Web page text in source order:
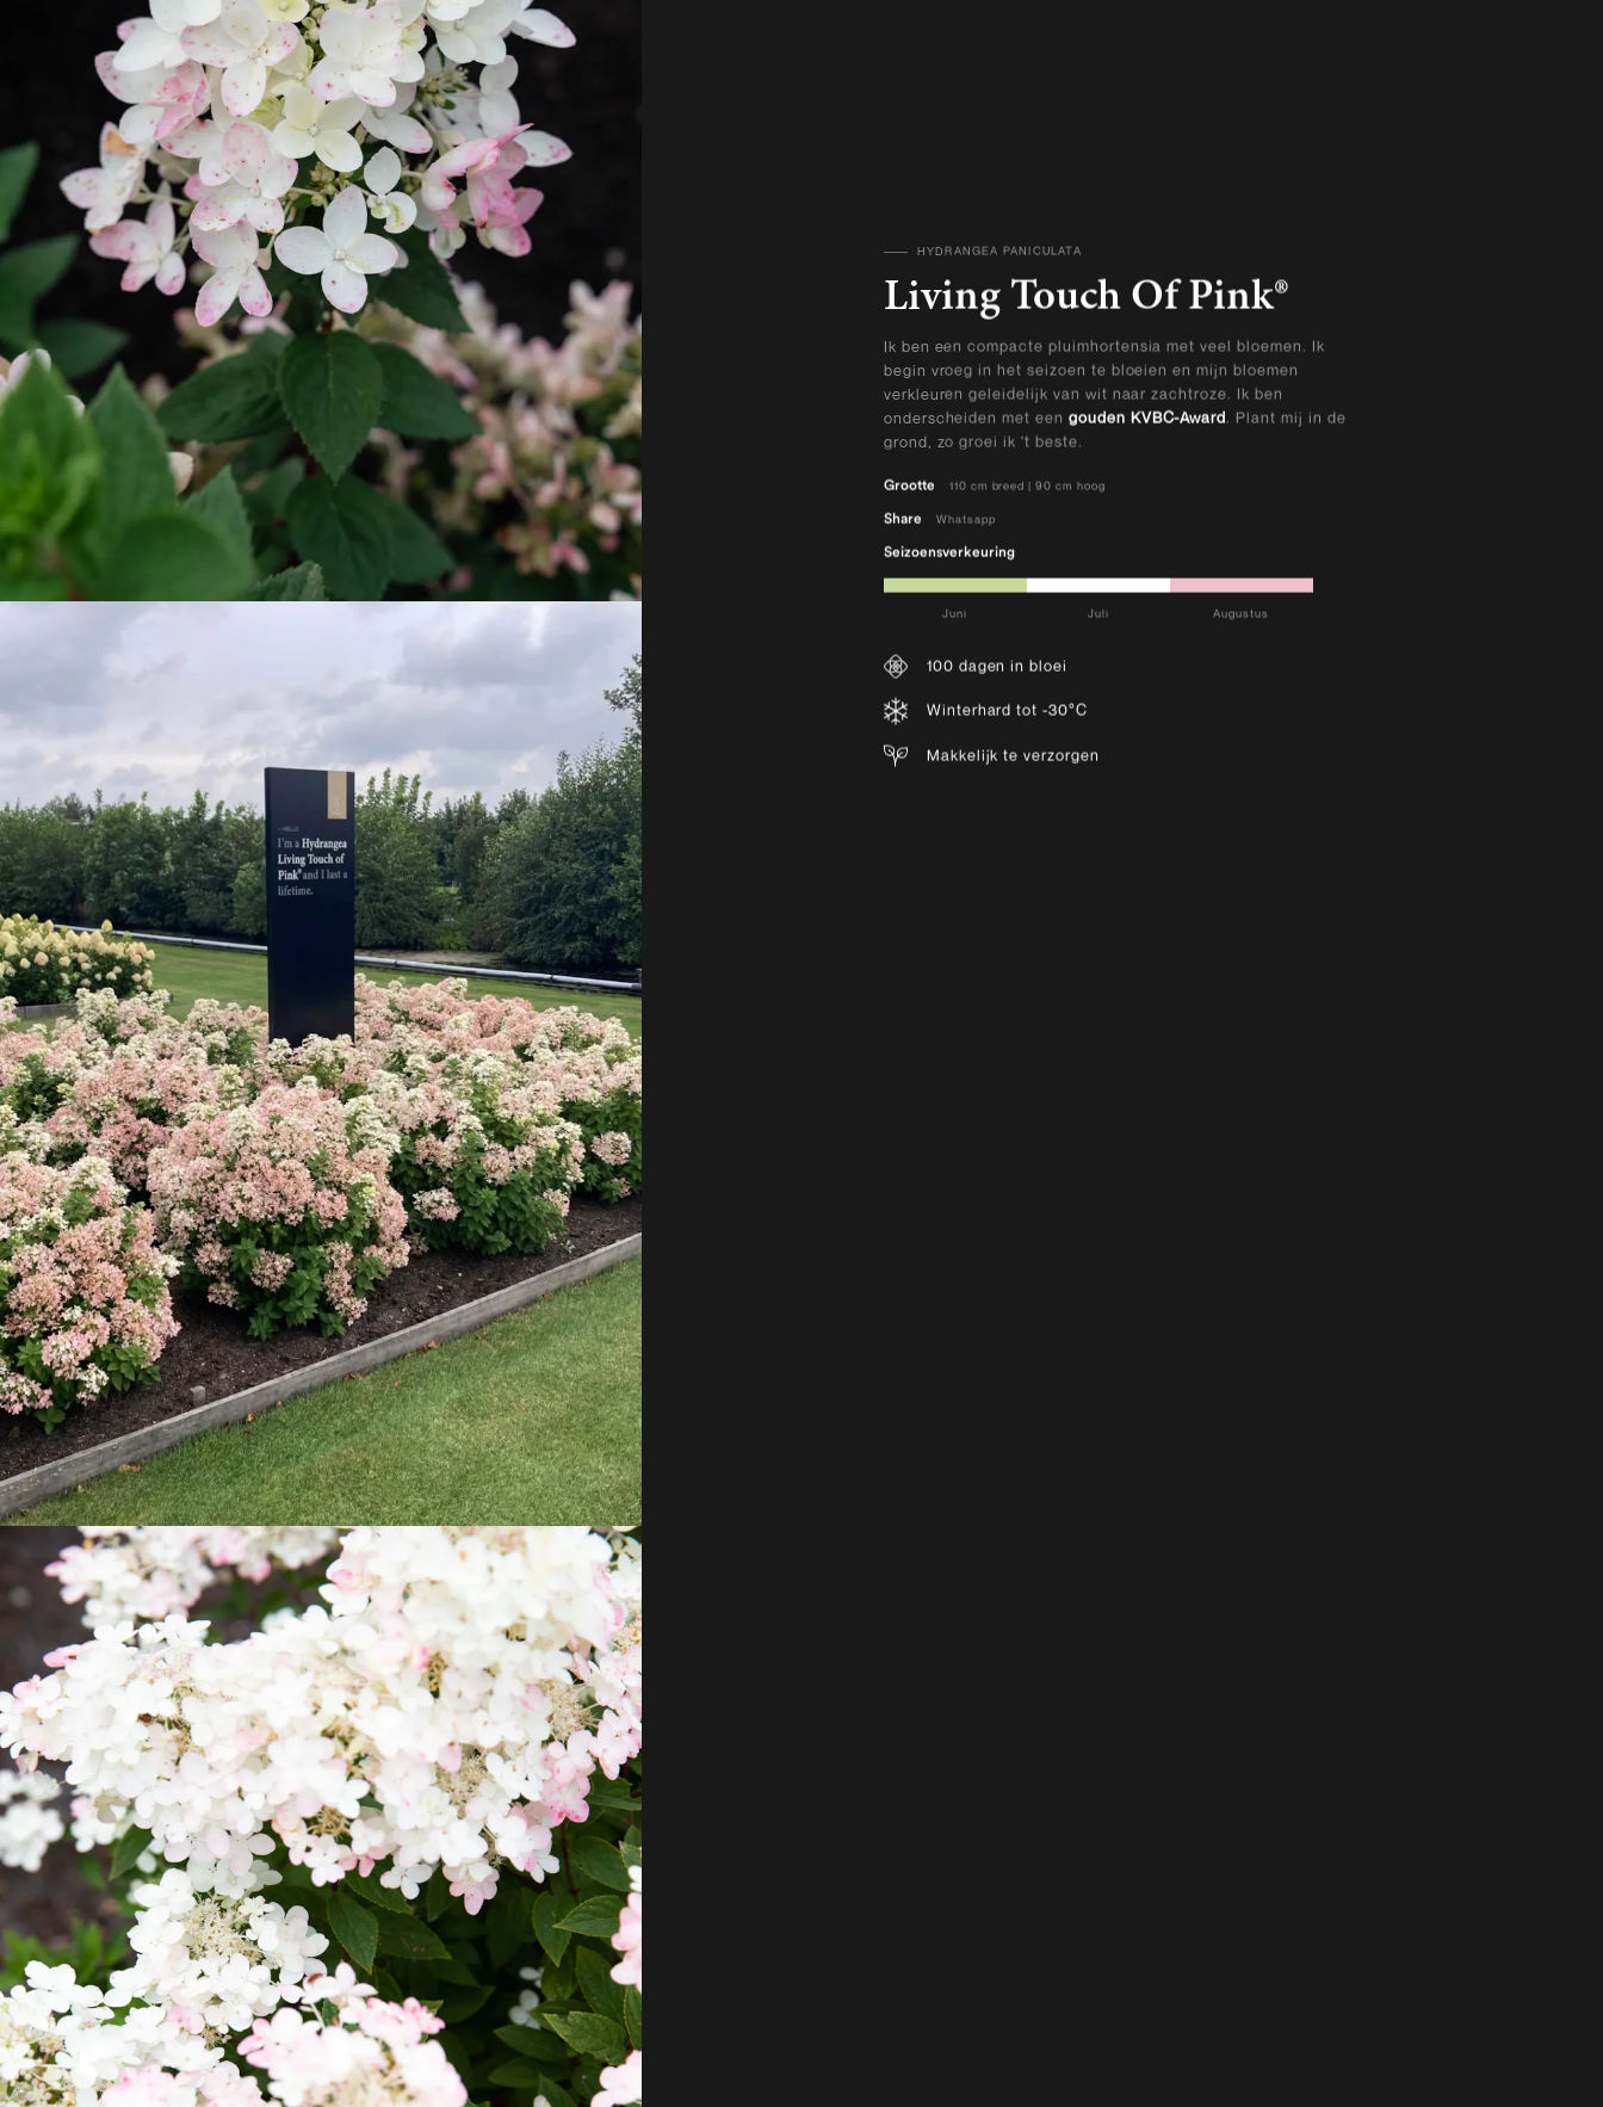
HYDRANGEA PANICULATA
Living Touch Of Pink®
Ik ben een compacte pluimhortensia met veel bloemen. Ik
begin vroeg in het seizoen te bloeien en mijn bloemen
verkleuren geleidelijk van wit naar zachtroze. Ik ben
onderscheiden met een gouden KVBC-Award. Plant mij in de
grond, zo groei ik 't beste.
Grootte 110 cm breed | 90 cm hoog
Share Whatsapp
Seizoensverkeuring
Juni Juli Augustus
100 dagen in bloei
Winterhard tot -30°C
Makkelijk te verzorgen